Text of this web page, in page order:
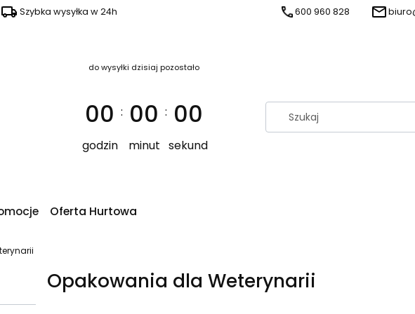
Szybka wysyłka w 24h 600 960 828
do wysyłki dzisiaj pozostało
00
godzin
: 00
minut
: 00
sekund
Oferta Hurtowa
Opakowania dla Weterynarii